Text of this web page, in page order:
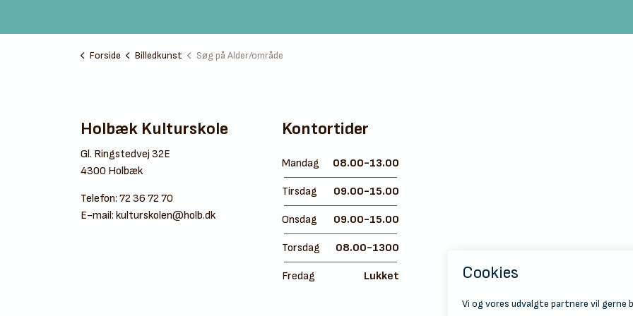
Forside Billedkunst Søg på Alder/område
Holbæk Kulturskole
Gl. Ringstedvej 32E
4300 Holbæk
Telefon: 72 36 72 70
E-mail: kulturskolen@holb.dk
Kontortider
Mandag 08.00-13.00
Tirsdag 09.00-15.00
Onsdag 09.00-15.00
Torsdag 08.00-1300
Fredag Lukket